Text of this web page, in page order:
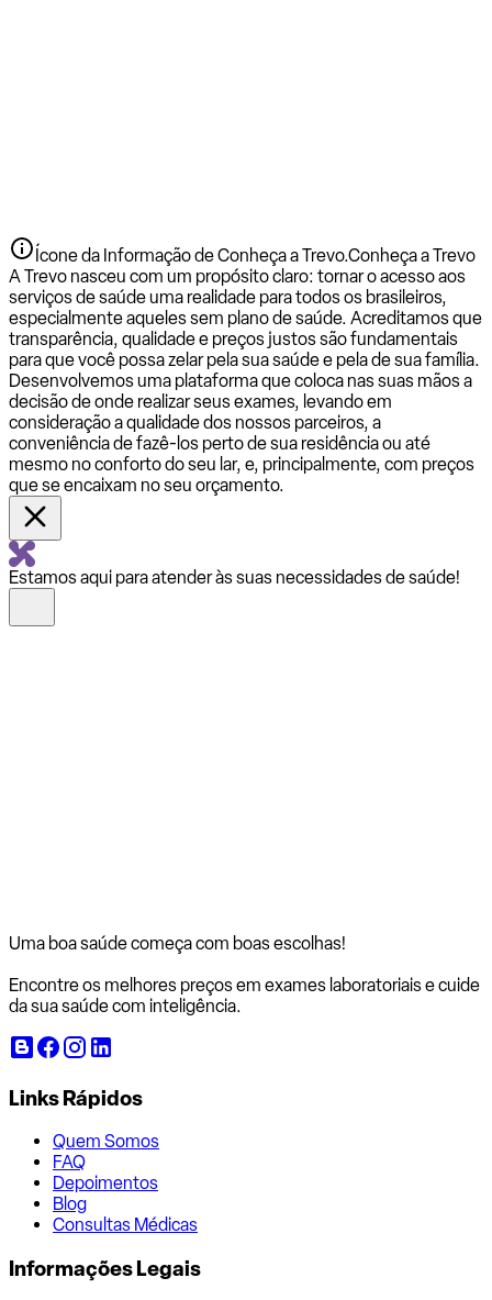
Ícone da Informação de Conheça a Trevo.Conheça a Trevo
A Trevo nasceu com um propósito claro: tornar o acesso aos
serviços de saúde uma realidade para todos os brasileiros,
especialmente aqueles sem plano de saúde. Acreditamos que
transparência, qualidade e preços justos são fundamentais
para que você possa zelar pela sua saúde e pela de sua família.
Desenvolvemos uma plataforma que coloca nas suas mãos a
decisão de onde realizar seus exames, levando em
consideração a qualidade dos nossos parceiros, a
conveniência de fazê-los perto de sua residência ou até
mesmo no conforto do seu lar, e, principalmente, com preços
que se encaixam no seu orçamento.
Estamos aqui para atender às suas necessidades de saúde!
Uma boa saúde começa com boas escolhas!
Encontre os melhores preços em exames laboratoriais e cuide
da sua saúde com inteligência.
Links Rápidos
Quem Somos
FAQ
Depoimentos
Blog
Consultas Médicas
Informações Legais